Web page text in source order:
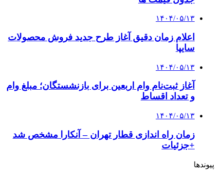
۱۴۰۴/۰۵/۱۳
اعلام زمان دقیق آغاز طرح جدید فروش محصولات
سایپا
۱۴۰۴/۰۵/۱۳
آغاز ثبت‌نام وام اربعین برای بازنشستگان؛ مبلغ وام
و تعداد اقساط
۱۴۰۴/۰۵/۱۳
زمان راه اندازی قطار تهران – آنکارا مشخص شد
+جزئیات
پیوندها